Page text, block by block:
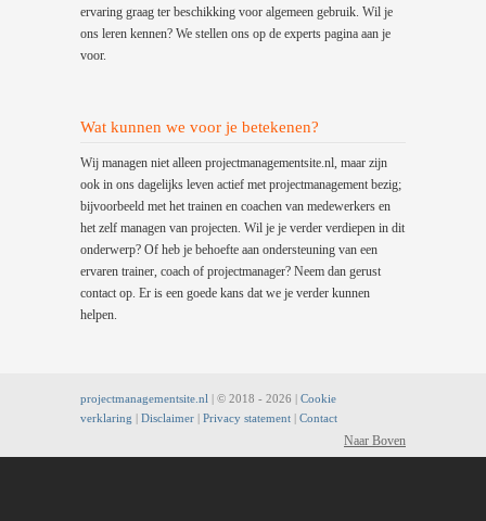
ervaring graag ter beschikking voor algemeen gebruik. Wil je
ons leren kennen? We stellen ons op de experts pagina aan je
voor.
Wat kunnen we voor je betekenen?
Wij managen niet alleen projectmanagementsite.nl, maar zijn
ook in ons dagelijks leven actief met projectmanagement bezig;
bijvoorbeeld met het trainen en coachen van medewerkers en
het zelf managen van projecten. Wil je je verder verdiepen in dit
onderwerp? Of heb je behoefte aan ondersteuning van een
ervaren trainer, coach of projectmanager? Neem dan gerust
contact op. Er is een goede kans dat we je verder kunnen
helpen.
projectmanagementsite.nl | © 2018 - 2026 | Cookie
verklaring | Disclaimer | Privacy statement | Contact
Naar Boven